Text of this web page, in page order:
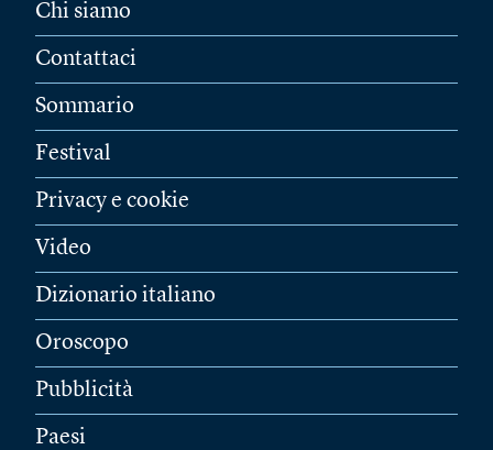
Chi siamo
Contattaci
Sommario
Festival
Privacy e cookie
Video
Dizionario italiano
Oroscopo
Pubblicità
Paesi